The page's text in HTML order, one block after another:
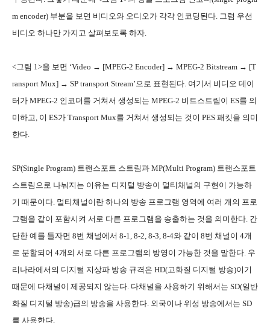
m encoder) 부분을 보면 비디오와 오디오가 각각 인코딩된다. 그럼 우선
비디오 하나만 가지고 살펴보도록 하자.
<그림 1>을 보면 ‘Video → [MPEG-2 Encoder] → MPEG-2 Bitstream → [T
ransport Mux] → SP transport Stream’으로 표현된다. 여기서 비디오 데이
터가 MPEG-2 인코더를 거쳐서 생성되는 MPEG-2 비트스트림이 ES를 의
미하고, 이 ES가 Transport Mux를 거쳐서 생성되는 것이 PES 패킷을 의미
한다.
SP(Single Program) 트랜스포트 스트림과 MP(Multi Program) 트랜스포트
스트림으로 나눠지는 이유는 디지털 방송이 멀티채널의 구현이 가능하
기 때문이다. 멀티채널이란 하나의 방송 프로그램 영역에 여러 개의 프로
그램을 같이 포함시켜 서로 다른 프로그램을 송출하는 것을 의미한다. 간
단한 예를 들자면 8번 채널에서 8-1, 8-2, 8-3, 8-4와 같이 8번 채널이 4개
로 분할되어 4개의 서로 다른 프로그램의 방영이 가능한 것을 말한다. 우
리나라에서의 디지털 지상파 방송 규격은 HD(고화질 디지털 방송)이기
때문에 다채널이 제공되지 않는다. 다채널을 사용하기 위해서는 SD(일반
화질 디지털 방송)급의 방송을 사용한다. 외국이나 위성 방송에서는 SD
를 사용한다.